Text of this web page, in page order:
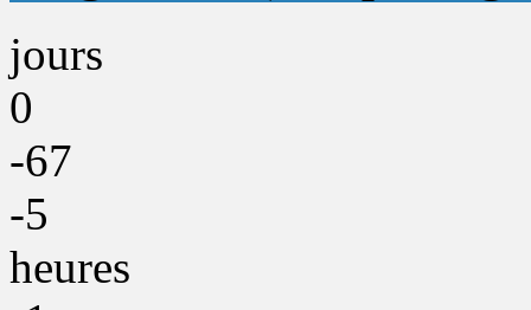
jours
0
-67
-5
heures